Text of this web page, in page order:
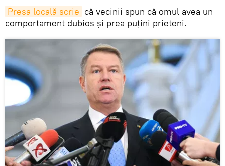
Presa locală scrie că vecinii spun că omul avea un
comportament dubios și prea puțini prieteni.